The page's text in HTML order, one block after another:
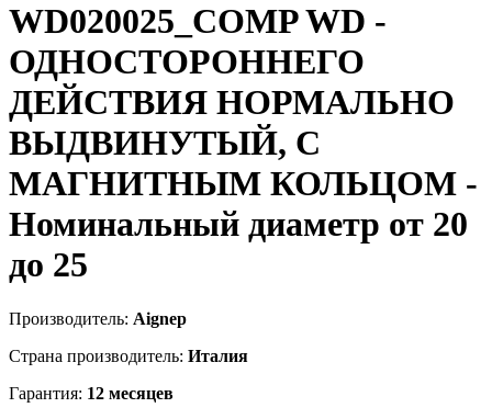
WD020025_COMPWD -
ОДНОСТОРОННЕГО
ДЕЙСТВИЯ НОРМАЛЬНО
ВЫДВИНУТЫЙ, С
МАГНИТНЫМ КОЛЬЦОМ -
Номинальный диаметр от 20
до 25
Производитель: Aignep
Страна производитель: Италия
Гарантия: 12 месяцев